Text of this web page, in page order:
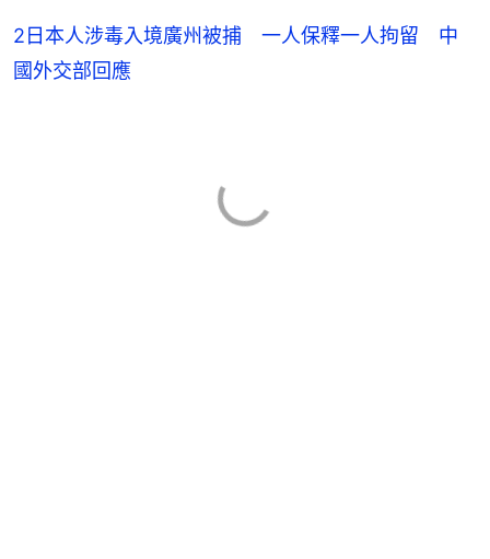
2日本人涉毒入境廣州被捕 一人保釋一人拘留 中
國外交部回應